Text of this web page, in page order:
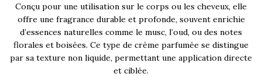
Conçu pour une utilisation sur le corps ou les cheveux, elle
offre une fragrance durable et profonde, souvent enrichie
d’essences naturelles comme le musc, l’oud, ou des notes
florales et boisées. Ce type de crème parfumée se distingue
par sa texture non liquide, permettant une application directe
et ciblée.